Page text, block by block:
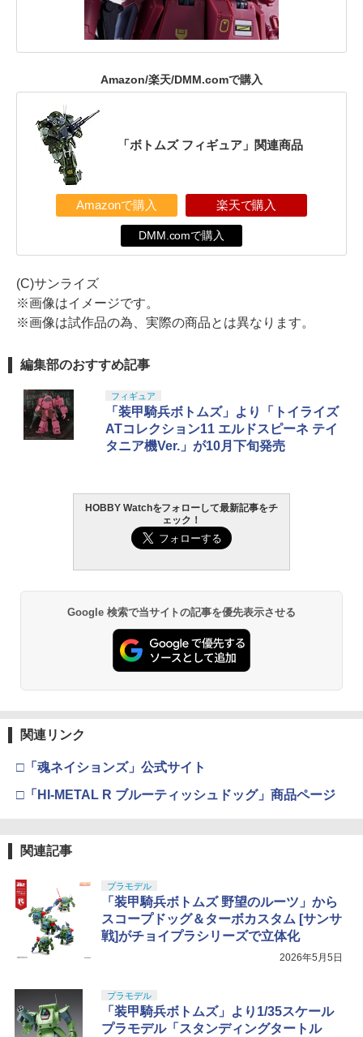
Amazon/楽天/DMM.comで購入
「ボトムズ フィギュア」関連商品
Amazonで購入 楽天で購入
DMM.comで購入
(C)サンライズ
※画像はイメージです。
※画像は試作品の為、実際の商品とは異なります。
編集部のおすすめ記事
フィギュア
「装甲騎兵ボトムズ」より「トイライズ
ATコレクション11 エルドスピーネ テイ
タニア機Ver.」が10月下旬発売
HOBBY Watchをフォローして最新記事をチ
ェック！
Google 検索で当サイトの記事を優先表示させる
関連リンク
□「魂ネイションズ」公式サイト
□「HI-METAL R ブルーティッシュドッグ」商品ページ
関連記事
プラモデル
「装甲騎兵ボトムズ 野望のルーツ」から
スコープドッグ＆ターボカスタム [サンサ
戦]がチョイプラシリーズで立体化
2026年5月5日
プラモデル
「装甲騎兵ボトムズ」より1/35スケール
プラモデル「スタンディングタートル